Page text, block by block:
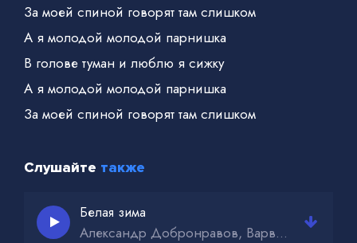
За моей спиной говорят там слишком
А я молодой молодой парнишка
В голове туман и люблю я сижку
А я молодой молодой парнишка
За моей спиной говорят там слишком
Слушайте также
Белая зима
Александр Добронравов, Варвара